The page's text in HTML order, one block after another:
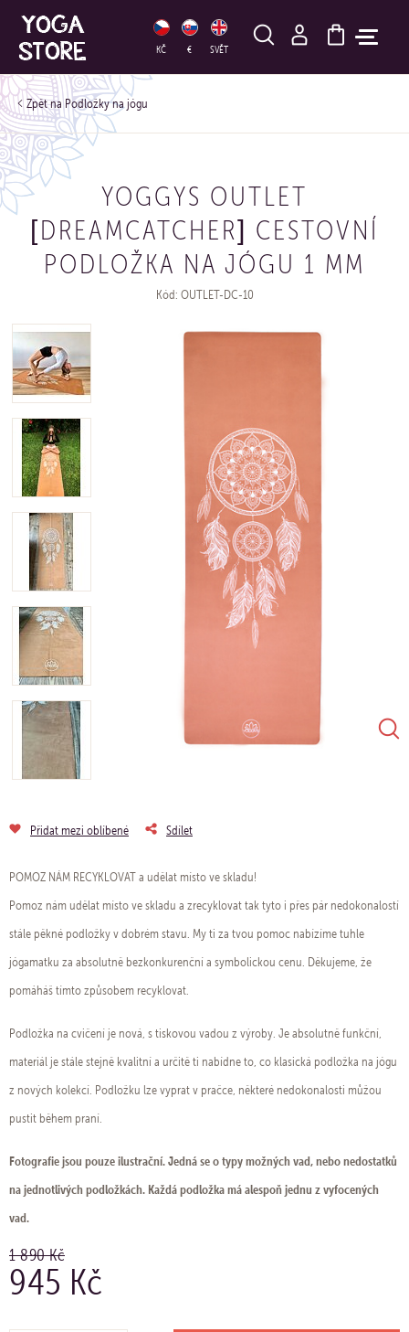
KČ € SVĚT
HLEDAT
Podložky na jógu
YOGGYS OUTLET
[DREAMCATCHER] CESTOVNÍ
PODLOŽKA NA JÓGU 1 MM
Kód: OUTLET-DC-10
Přidat mezi oblíbené Sdílet
POMOZ NÁM RECYKLOVAT a udělat místo ve skladu!
Pomoz nám udělat místo ve skladu a zrecyklovat tak tyto i přes pár nedokonalostí
stále pěkné podložky v dobrém stavu. My ti za tvou pomoc nabízíme tuhle
jógamatku za absolutně bezkonkurenční a symbolickou cenu. Děkujeme, že
pomáháš tímto způsobem recyklovat.
Podložka na cvičení je nová, s tiskovou vadou z výroby. Je absolutně funkční,
materiál je stále stejně kvalitní a určitě ti nabídne to, co klasická podložka na jógu
z nových kolekcí. Podložku lze vyprat v pračce, některé nedokonalosti můžou
pustit během praní.
Fotografie jsou pouze ilustrační. Jedná se o typy možných vad, nebo nedostatků
na jednotlivých podložkách. Každá podložka má alespoň jednu z vyfocených
vad.
1 890 Kč
945 Kč